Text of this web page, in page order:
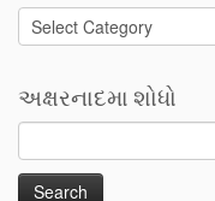
Categories
અક્ષરનાદમા શોધો